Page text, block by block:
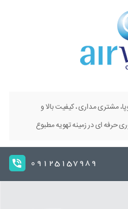
مشتری مداری ، کیفیت بالا و
حرفه ای در زمینه تهویه مطبوع
09125157989